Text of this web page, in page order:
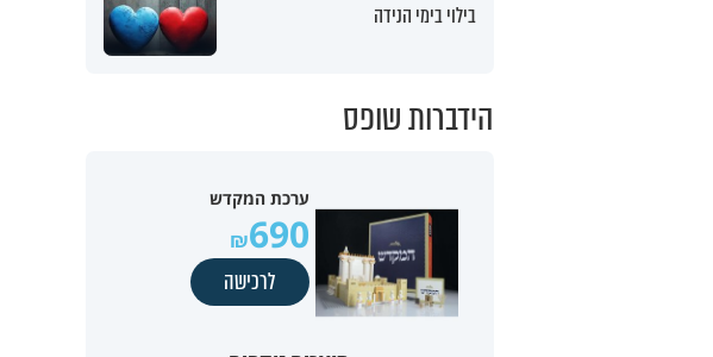
בילוי בימי הנידה
הידברות שופס
ערכת המקדש
690
לרכישה